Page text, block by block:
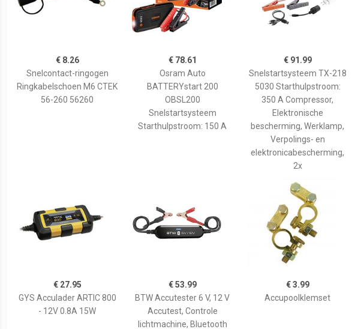
€ 8.26
Snelcontact-ringogen
Ringkabelschoen M6 CTEK
56-260 56260
€ 78.61
Osram Auto
BATTERYstart 200
OBSL200
Snelstartsysteem
Starthulpstroom: 150 A
€ 91.99
Snelstartsysteem TX-218
5030 Starthulpstroom:
350 A Compressor,
Elektronische
bescherming, Werklamp,
Verpolings- en
elektronicabescherming,
2x
€ 27.95
GYS Acculader ARTIC 800
- 12V 0.8A 15W
€ 53.99
BTW Accutester 6 V, 12 V
Accutest, Controle
lichtmachine, Bluetooth
€ 3.99
Accupoolklemset